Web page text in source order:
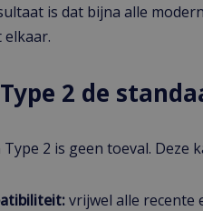
is dat bijna alle
2 de
2 is geen toeval. Deze
vrijwel alle recente